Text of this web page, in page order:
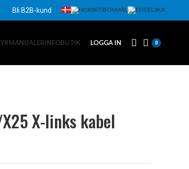
Bli B2B-kund
MANUALERINFOBUTIK LOGGA IN 0
X-links kabel